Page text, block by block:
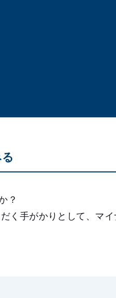
？
手がかりとして、マイ